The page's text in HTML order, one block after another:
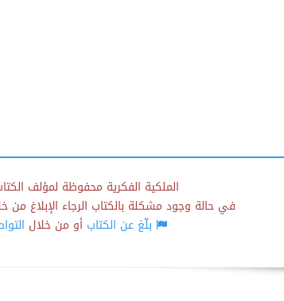
الملكية الفكرية محفوظة لمؤلف
في حالة وجود مشكلة بالكتاب الرجاء الإبلاغ من
بلّغ عن الكتابأو من خلال